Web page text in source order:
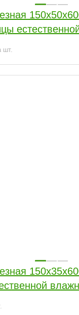
шт.